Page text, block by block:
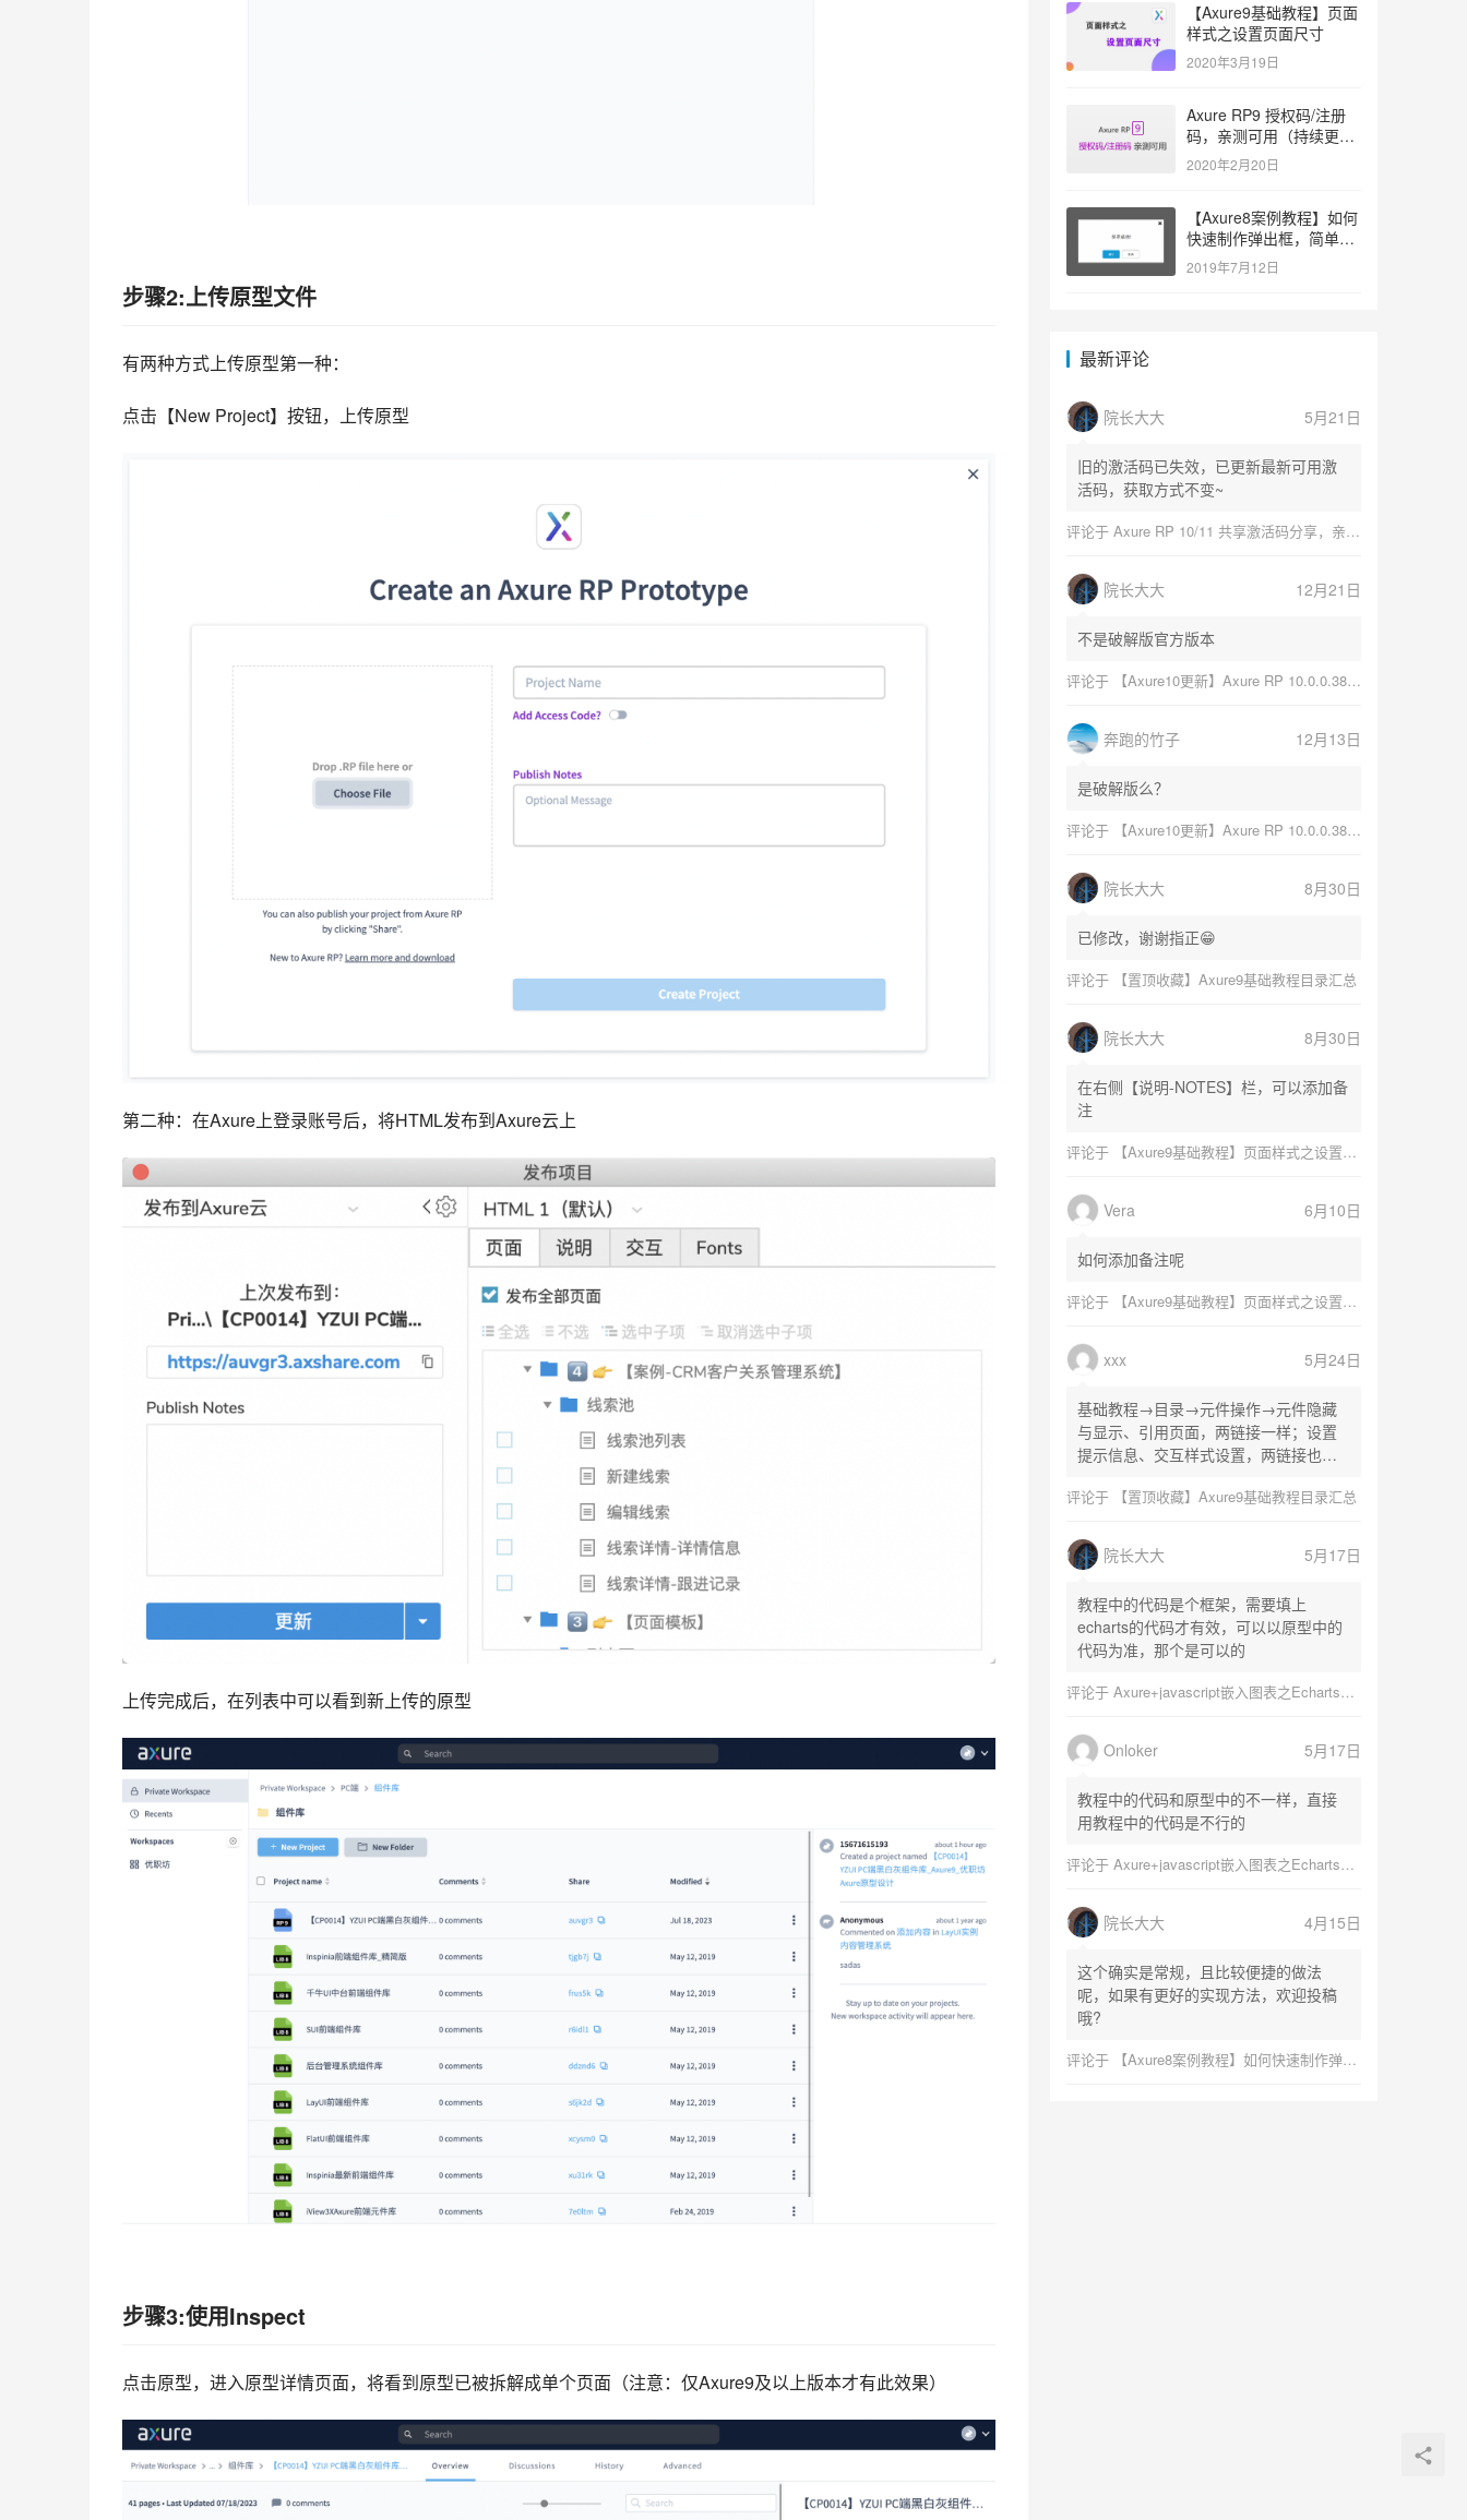
步骤2:上传原型文件
有两种方式上传原型第一种：
点击【New Project】按钮，上传原型
第二种：在Axure上登录账号后，将HTML发布到Axure云上
上传完成后，在列表中可以看到新上传的原型
步骤3:使用Inspect
点击原型，进入原型详情页面，将看到原型已被拆解成单个页面（注意：仅Axure9及以上版本才有此效果）
【Axure9基础教程】页面
样式之设置页面尺寸
2020年3月19日
Axure RP9 授权码/注册
码，亲测可用（持续更
新）
2020年2月20日
【Axure8案例教程】如何
快速制作弹出框，简单易
学
2019年7月12日
最新评论
院长大大 5月21日
旧的激活码已失效，已更新最新可用激
活码，获取方式不变~
评论于 Axure RP 10/11 共享激活码分享，亲测可用（持续更新）
院长大大 12月21日
不是破解版官方版本
评论于 【Axure10更新】Axure RP 10.0.0.3868更新日志与软件下载（Mac+Windows）
奔跑的竹子 12月13日
是破解版么？
评论于 【Axure10更新】Axure RP 10.0.0.3868更新日志与软件下载（Mac+Windows）
院长大大 8月30日
已修改，谢谢指正😁
评论于 【置顶收藏】Axure9基础教程目录汇总
院长大大 8月30日
在右侧【说明-NOTES】栏，可以添加备
注
评论于 【Axure9基础教程】页面样式之设置页面尺寸
Vera 6月10日
如何添加备注呢
评论于 【Axure9基础教程】页面样式之设置页面尺寸
xxx 5月24日
基础教程→目录→元件操作→元件隐藏
与显示、引用页面，两链接一样；设置
提示信息、交互样式设置，两链接也一
评论于 【置顶收藏】Axure9基础教程目录汇总
院长大大 5月17日
教程中的代码是个框架，需要填上
echarts的代码才有效，可以以原型中的
代码为准，那个是可以的
评论于 Axure+javascript嵌入图表之Echarts图表
Onloker 5月17日
教程中的代码和原型中的不一样，直接
用教程中的代码是不行的
评论于 Axure+javascript嵌入图表之Echarts图表
院长大大 4月15日
这个确实是常规，且比较便捷的做法
呢，如果有更好的实现方法，欢迎投稿
哦?
评论于 【Axure8案例教程】如何快速制作弹出框，简单易学